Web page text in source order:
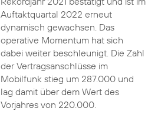
Auftaktquartal 2022 erneut
dynamisch gewachsen. Das
operative Momentum hat sich
dabei weiter beschleunigt. Die Zahl
der Vertragsanschlüsse im
Mobilfunk stieg um 287.000 und
lag damit über dem Wert des
Vorjahres von 220.000.